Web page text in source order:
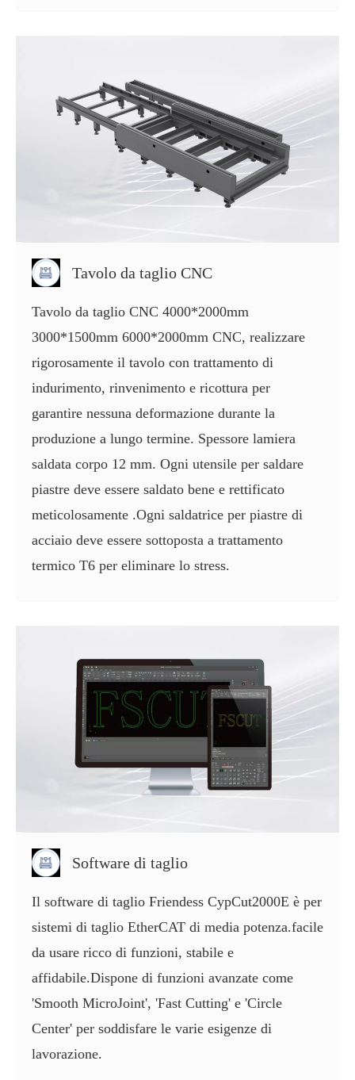
Tavolo da taglio CNC
Tavolo da taglio CNC 4000*2000mm
3000*1500mm 6000*2000mm CNC, realizzare
rigorosamente il tavolo con trattamento di
indurimento, rinvenimento e ricottura per
garantire nessuna deformazione durante la
produzione a lungo termine. Spessore lamiera
saldata corpo 12 mm. Ogni utensile per saldare
piastre deve essere saldato bene e rettificato
meticolosamente .Ogni saldatrice per piastre di
acciaio deve essere sottoposta a trattamento
termico T6 per eliminare lo stress.
Software di taglio
Il software di taglio Friendess CypCut2000E è per
sistemi di taglio EtherCAT di media potenza.facile
da usare ricco di funzioni, stabile e
affidabile.Dispone di funzioni avanzate come
'Smooth MicroJoint', 'Fast Cutting' e 'Circle
Center' per soddisfare le varie esigenze di
lavorazione.